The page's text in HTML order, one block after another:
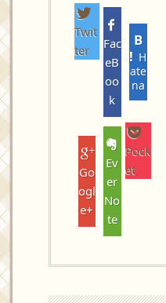
Twit
ter
Fac
eB
oo
k
H
ate
na
Go
ogl
e+
Ev
er
No
te
Pock
et